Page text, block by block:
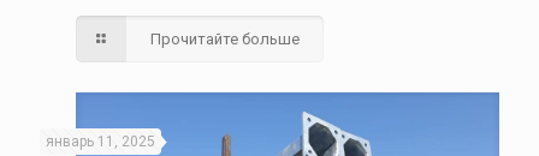
Прочитайте больше
январь 11, 2025